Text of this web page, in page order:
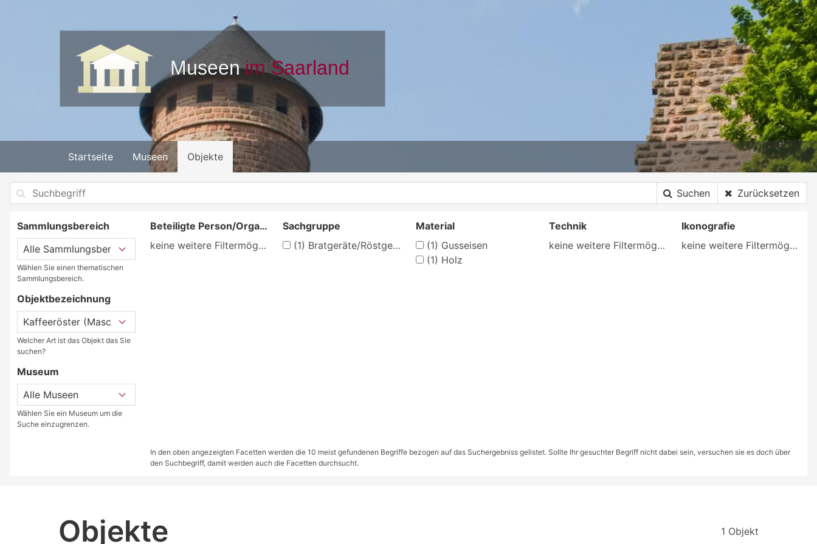
Startseite Museen Objekte
Suchen Zurücksetzen
Sammlungsbereich
Wählen Sie einen thematischen
Sammlungsbereich.
Objektbezeichnung
Welcher Art ist das Objekt das Sie
suchen?
Museum
Wählen Sie ein Museum um die
Suche einzugrenzen.
Beteiligte Person/Organisation
keine weitere Filtermöglichkeit
Sachgruppe
(1) Bratgeräte/Röstgeräte
Material
(1) Gusseisen
(1) Holz
Technik
keine weitere Filtermöglichkeit
Ikonografie
keine weitere Filtermöglichkeit
In den oben angezeigten Facetten werden die 10 meist gefundenen Begriffe bezogen auf das Suchergebniss gelistet. Sollte Ihr gesuchter Begriff nicht dabei sein, versuchen sie es doch über
den Suchbegriff, damit werden auch die Facetten durchsucht.
Objekte 1 Objekt